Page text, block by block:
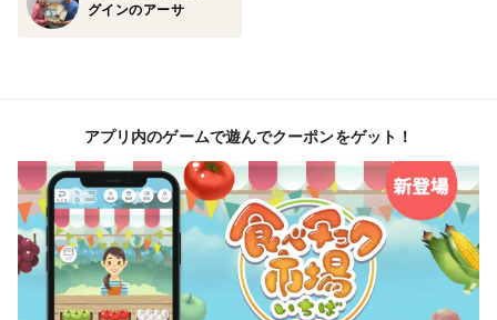
グインのアーサ
アプリ内のゲームで遊んでクーポンをゲット！